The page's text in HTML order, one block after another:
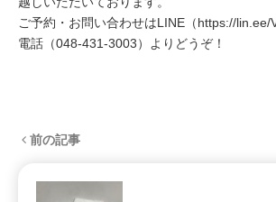
ご予約・お問い合わせはLINE（https://lin.ee/
電話（048-431-3003）よりどうぞ！
前の記事